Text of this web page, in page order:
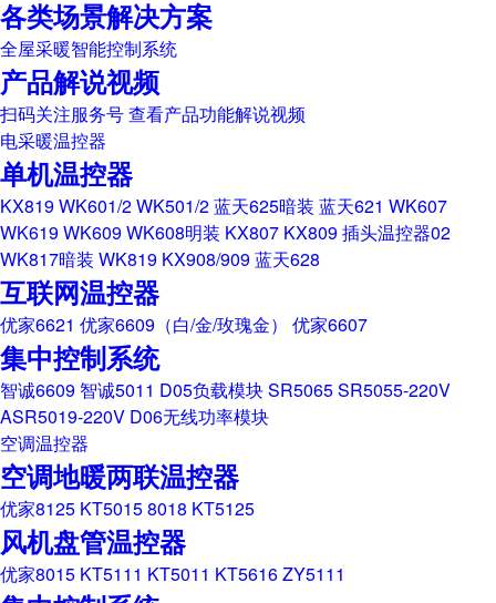
各类场景解决方案
全屋采暖智能控制系统
产品解说视频
扫码关注服务号 查看产品功能解说视频
电采暖温控器
单机温控器
KX819WK601/2WK501/2蓝天625暗装 蓝天621 WK607
WK619WK609WK608明装 KX807 KX809插头温控器02
WK817暗装 WK819 KX908/909蓝天628
互联网温控器
优家6621 优家6609（白/金/玫瑰金） 优家6607
集中控制系统
智诚6609 智诚5011 D05负载模块SR5065SR5055-220V
ASR5019-220V D06无线功率模块
空调温控器
空调地暖两联温控器
优家8125 KT50158018 KT5125
风机盘管温控器
优家8015 KT5111 KT5011 KT5616ZY5111